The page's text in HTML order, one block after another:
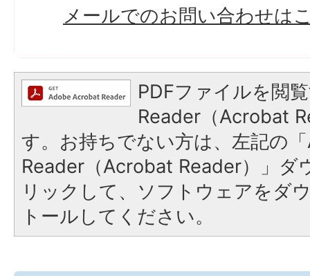
メールでのお問い合わせは
PDFファイルを閲
Reader（Acrobat
す。お持ちでない方は、左記の
Reader（Acrobat Reader）」ダ
リックして、ソフトウェアをダ
トールしてください。